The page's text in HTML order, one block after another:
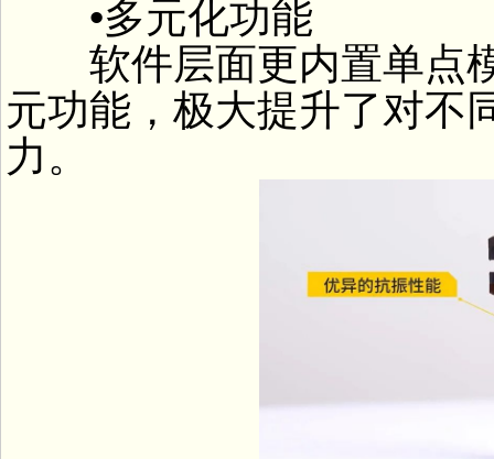
•多元化功能
软件层面更内置单点模
元功能，极大提升了对不
力。